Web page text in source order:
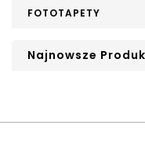
FOTOTAPETY
Najnowsze